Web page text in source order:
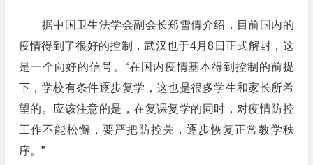
据中国卫生法学会副会长郑雪倩介绍，目前国内的
疫情得到了很好的控制，武汉也于4月8日正式解封，这
是一个向好的信号。“在国内疫情基本得到控制的前提
下，学校有条件逐步复学，这也是很多学生和家长所希
望的。应该注意的是，在复课复学的同时，对疫情防控
工作不能松懈，要严把防控关，逐步恢复正常教学秩
序。”